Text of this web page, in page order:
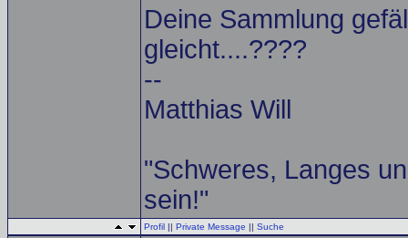
Deine Sammlung
gleicht....????
--
Matthias Will
"Schweres, Langes
sein!"
Profil || Private Message || Suche